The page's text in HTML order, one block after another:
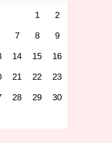
1 2
7 8 9
14 15 16
21 22 23
28 29 30